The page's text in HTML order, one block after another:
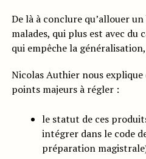
De là à conclure qu’allouer
malades, qui plus est avec du
qui empêche la généralisation,
Nicolas Authier nous explique
points majeurs à régler :
le statut de ces
intégrer dans le code
préparation